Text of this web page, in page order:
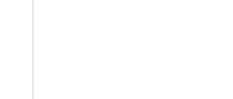
กับกา